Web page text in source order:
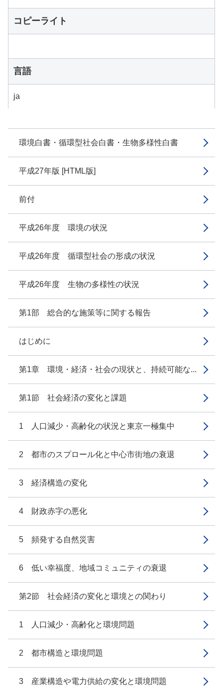
環境白書・循環型社会白書・生物多様性白書
平成27年版 [HTML版]
前付
平成26年度 環境の状況
平成26年度 循環型社会の形成の状況
平成26年度 生物の多様性の状況
第1部 総合的な施策等に関する報告
はじめに
第1章 環境・経済・社会の現状と、持続可能な...
第1節 社会経済の変化と課題
1 人口減少・高齢化の状況と東京一極集中
2 都市のスプロール化と中心市街地の衰退
3 経済構造の変化
4 財政赤字の悪化
5 頻発する自然災害
6 低い幸福度、地域コミュニティの衰退
第2節 社会経済の変化と環境との関わり
1 人口減少・高齢化と環境問題
2 都市構造と環境問題
3 産業構造や電力供給の変化と環境問題
コピーライト
言語
ja